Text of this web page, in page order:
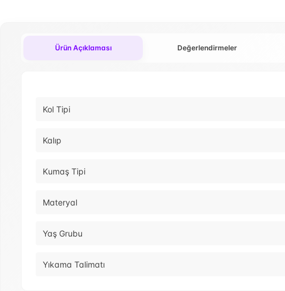
Ürün Açıklaması Değerlendirmeler
Kol Tipi
Kalıp
Kumaş Tipi
Materyal
Yaş Grubu
Yıkama Talimatı